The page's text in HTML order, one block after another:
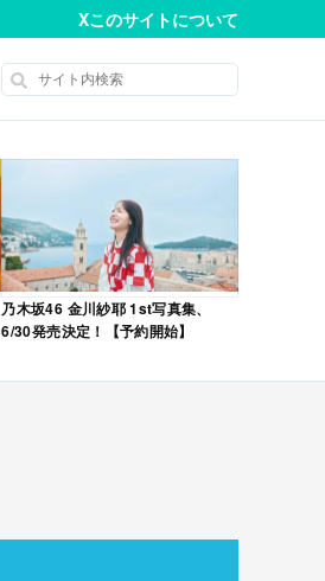
Xこのサイトについて
乃木坂46 金川紗耶 1st写真集、
6/30発売決定！【予約開始】